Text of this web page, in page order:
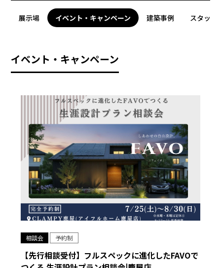
展示場 イベント・キャンペーン 建築事例 スタッフ
イベント・キャンペーン
相談会 予約制
【先行相談受付】フルスペックに進化したFAVOで